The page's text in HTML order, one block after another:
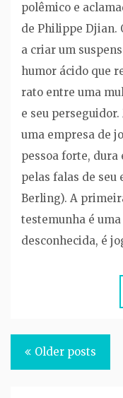
polêmico e
de Philippe Djian.
a criar um
humor ácido que
rato entre uma
e seu perseguidor.
uma empresa de
pessoa forte, dura
pelas falas de seu
Berling). A
testemunha é
desconhecida, é
Posts
navigation
Older posts